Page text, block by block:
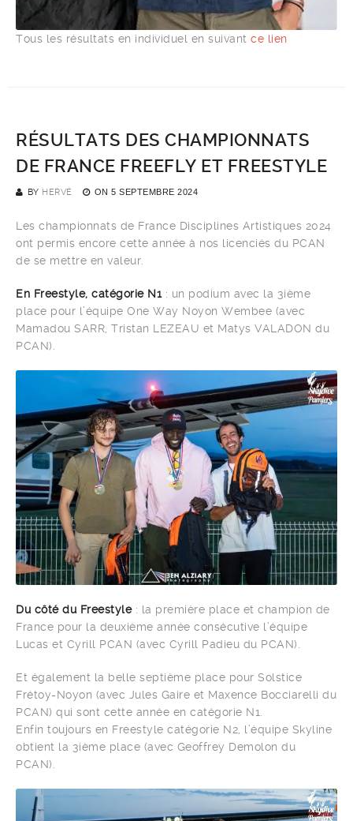
Tous les résultats en individuel en suivant ce lien
RÉSULTATS DES CHAMPIONNATS
DE FRANCE FREEFLY ET FREESTYLE
BY HERVÉ ON 5 SEPTEMBRE 2024
Les championnats de France Disciplines Artistiques 2024
ont permis encore cette année à nos licenciés du PCAN
de se mettre en valeur.
En Freestyle, catégorie N1: un podium avec la 3ième
place pour l’équipe One Way Noyon Wembee (avec
Mamadou SARR, Tristan LEZEAU et Matys VALADON du
PCAN).
Du côté du Freestyle: la première place et champion de
France pour la deuxième année consécutive l’équipe
Lucas et Cyrill PCAN (avec Cyrill Padieu du PCAN).
Et également la belle septième place pour Solstice
Frétoy-Noyon (avec Jules Gaire et Maxence Bocciarelli du
PCAN) qui sont cette année en catégorie N1.
Enfin toujours en Freestyle catégorie N2, l’équipe Skyline
obtient la 3ième place (avec Geoffrey Demolon du
PCAN).